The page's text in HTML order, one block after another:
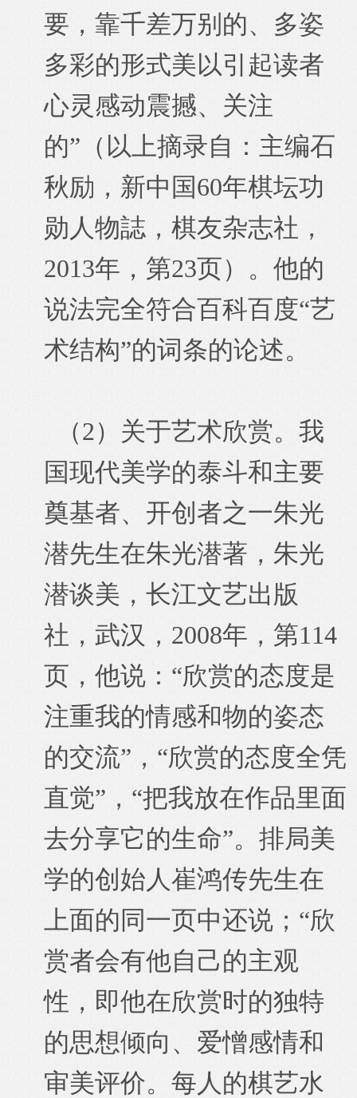
要，靠千差万别的、多姿
多彩的形式美以引起读者
心灵感动震撼、关注
的”（以上摘录自：主编石
秋励，新中国60年棋坛功
勋人物誌，棋友杂志社，
2013年，第23页）。他的
说法完全符合百科百度“艺
术结构”的词条的论述。
（2）关于艺术欣赏。我
国现代美学的泰斗和主要
奠基者、开创者之一朱光
潜先生在朱光潜著，朱光
潜谈美，长江文艺出版
社，武汉，2008年，第114
页，他说：“欣赏的态度是
注重我的情感和物的姿态
的交流”，“欣赏的态度全凭
直觉”，“把我放在作品里面
去分享它的生命”。排局美
学的创始人崔鸿传先生在
上面的同一页中还说；“欣
赏者会有他自己的主观
性，即他在欣赏时的独特
的思想倾向、爱憎感情和
审美评价。每人的棋艺水